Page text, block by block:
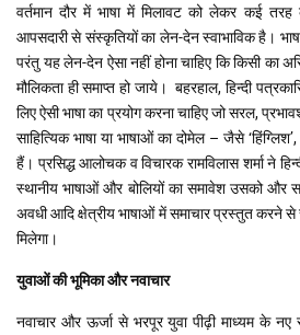
वर्तमान दौर में भाषा में मिलावट को लेकर कई तरह
आपसदारी से संस्कृतियों का लेन-देन स्वाभाविक है।
परंतु यह लेन-देन ऐसा नहीं होना चाहिए कि किसी का
मौलिकता ही समाप्त हो जाये। बहरहाल, हिन्दी
लिए ऐसी भाषा का प्रयोग करना चाहिए जो सरल,
साहित्यिक भाषा या भाषाओं का दोमेल – जैसे
हैं। प्रसिद्ध आलोचक व विचारक रामविलास शर्मा ने
स्थानीय भाषाओं और बोलियों का समावेश उसको और
अवधी आदि क्षेत्रीय भाषाओं में समाचार प्रस्तुत करने से
मिलेगा।
युवाओं की भूमिका और नवाचार
नवाचार और ऊर्जा से भरपूर युवा पीढ़ी माध्यम के